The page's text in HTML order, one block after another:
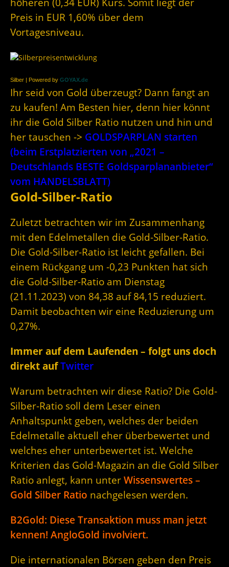
Preis in EUR 1,60% über dem
Vortagesniveau.
Silber | Powered by GOYAX.de
Ihr seid von Gold überzeugt? Dann fangt an
zu kaufen! Am Besten hier, denn hier könnt
ihr die Gold Silber Ratio nutzen und hin und
her tauschen -> GOLDSPARPLAN starten
(beim Erstplatzierten von „2021 –
Deutschlands BESTE Goldsparplananbieter“
vom HANDELSBLATT)
Gold-Silber-Ratio
Zuletzt betrachten wir im Zusammenhang
mit den Edelmetallen die Gold-Silber-Ratio.
Die Gold-Silber-Ratio ist leicht gefallen. Bei
einem Rückgang um -0,23 Punkten hat sich
die Gold-Silber-Ratio am Dienstag
(21.11.2023) von 84,38 auf 84,15 reduziert.
Damit beobachten wir eine Reduzierung um
0,27%.
Immer auf dem Laufenden – folgt uns doch
direkt aufTwitter
Warum betrachten wir diese Ratio? Die Gold-
Silber-Ratio soll dem Leser einen
Anhaltspunkt geben, welches der beiden
Edelmetalle aktuell eher überbewertet und
welches eher unterbewertet ist. Welche
Kriterien das Gold-Magazin an die Gold Silber
Ratio anlegt, kann unter Wissenswertes –
Gold Silber Ratio nachgelesen werden.
B2Gold: Diese Transaktion muss man jetzt
kennen! AngloGold involviert.
Die internationalen Börsen geben den Preis